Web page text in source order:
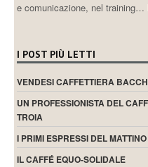
e comunicazione, nel training…
I POST PIÙ LETTI
VENDESI CAFFETTIERA
UN PROFESSIONISTA DEL
TROIA
I PRIMI ESPRESSI DEL
IL CAFFÉ EQUO-SOLIDALE